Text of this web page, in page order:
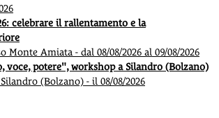
celebrare il rallentamento e la
Monte Amiata - dal 08/08/2026 al 09/08/2026
voce, potere", workshop a Silandro (Bolzano)
(Bolzano) - il 08/08/2026